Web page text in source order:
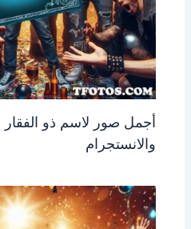
أجمل صور لاسم ذو الفقار
والانستجرام